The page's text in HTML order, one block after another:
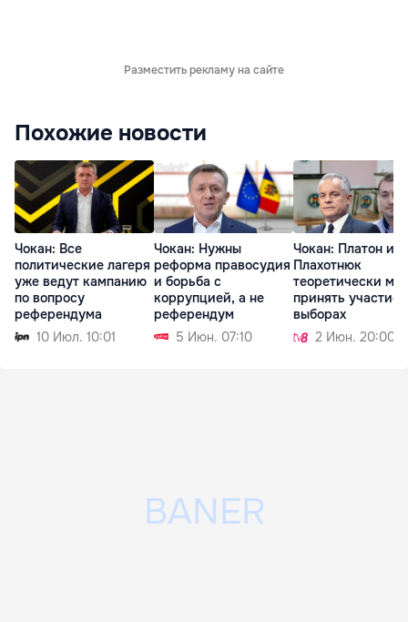
Разместить рекламу на сайте
Похожие новости
Чокан: Все
политические лагеря
уже ведут кампанию
по вопросу
референдума
10 Июл. 10:01
Чокан: Нужны
реформа правосудия
и борьба с
коррупцией, а не
референдум
5 Июн. 07:10
Чокан: Платон и
Плахотнюк
теоретически
принять участие
выборах
2 Июн. 20:00